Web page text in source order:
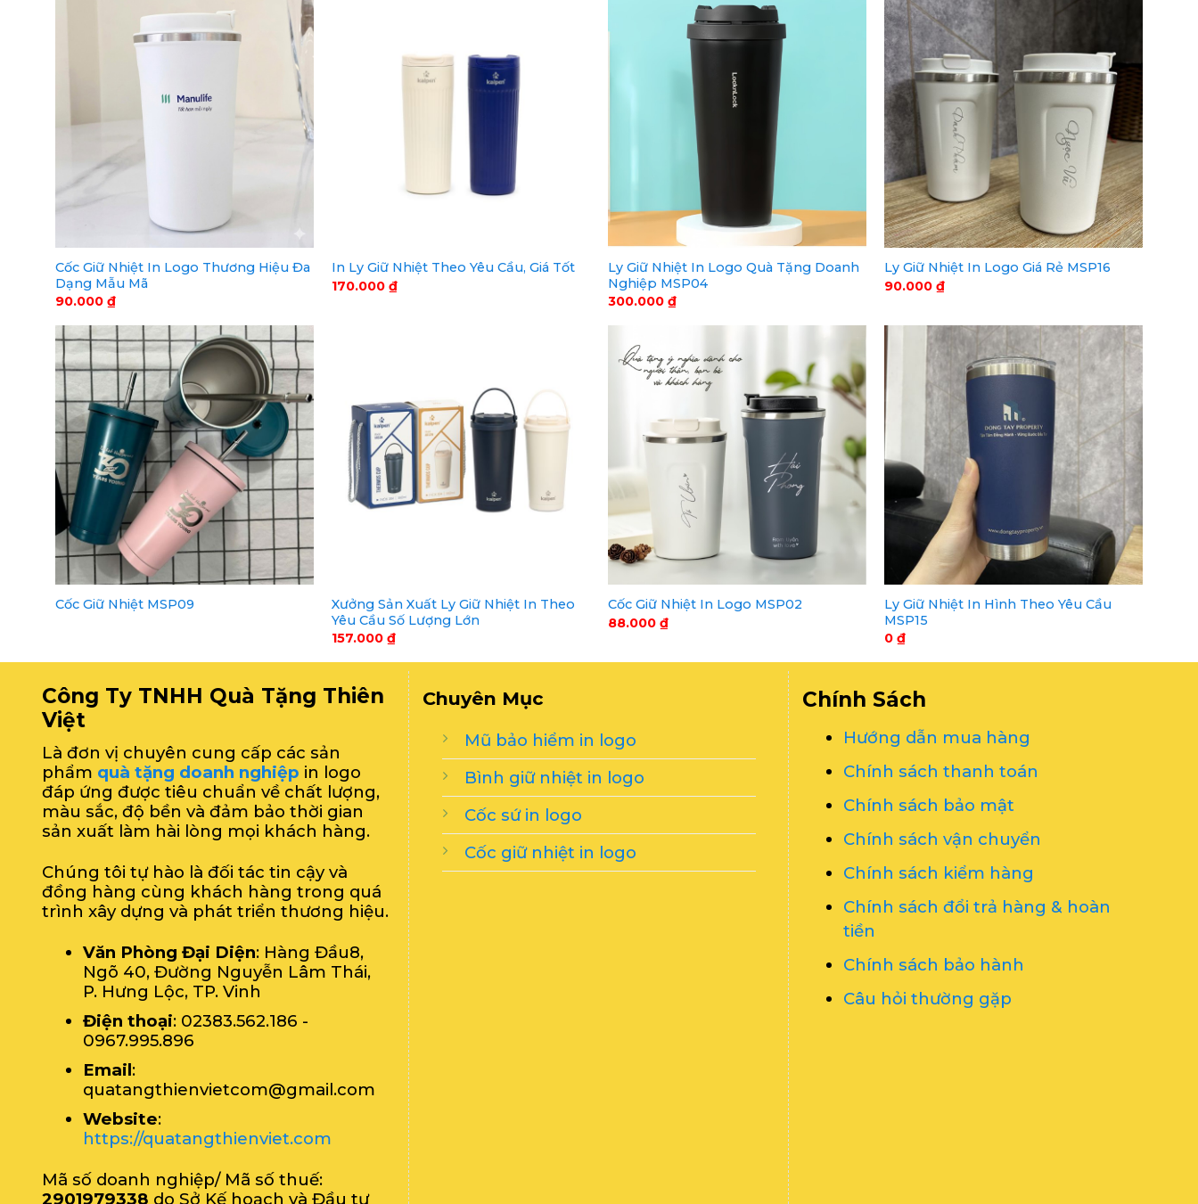
Cốc Giữ Nhiệt In Logo Thương Hiệu Đa
Dạng Mẫu Mã
90.000 ₫
In Ly Giữ Nhiệt Theo Yêu Cầu, Giá Tốt
170.000 ₫
Ly Giữ Nhiệt In Logo Quà Tặng Doanh
Nghiệp MSP04
300.000 ₫
Ly Giữ Nhiệt In Logo Giá Rẻ MSP16
90.000 ₫
Cốc Giữ Nhiệt MSP09
Xưởng Sản Xuất Ly Giữ Nhiệt In Theo
Yêu Cầu Số Lượng Lớn
157.000 ₫
Cốc Giữ Nhiệt In Logo MSP02
88.000 ₫
Ly Giữ Nhiệt In Hình Theo Yêu Cầu
MSP15
0 ₫
Công Ty TNHH Quà Tặng Thiên
Việt
Là đơn vị chuyên cung cấp các sản
phẩm quà tặng doanh nghiệp in logo
đáp ứng được tiêu chuẩn về chất lượng,
màu sắc, độ bền và đảm bảo thời gian
sản xuất làm hài lòng mọi khách hàng.
Chúng tôi tự hào là đối tác tin cậy và
đồng hàng cùng khách hàng trong quá
trình xây dựng và phát triển thương hiệu.
Văn Phòng Đại Diện: Hàng Đầu8,
Ngõ 40, Đường Nguyễn Lâm Thái,
P. Hưng Lộc, TP. Vinh
Điện thoại: 02383.562.186 -
0967.995.896
Email:
quatangthienvietcom@gmail.com
Website:
https://quatangthienviet.com
Mã số doanh nghiệp/ Mã số thuế:
2901979338 do Sở Kế hoạch và Đầu tư
Chuyên Mục
Mũ bảo hiểm in logo
Bình giữ nhiệt in logo
Cốc sứ in logo
Cốc giữ nhiệt in logo
Chính Sách
Hướng dẫn mua hàng
Chính sách thanh toán
Chính sách bảo mật
Chính sách vận chuyển
Chính sách kiểm hàng
Chính sách đổi trả hàng & hoàn
tiền
Chính sách bảo hành
Câu hỏi thường gặp